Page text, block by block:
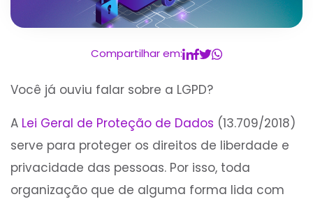
Compartilhar em:
Você já ouviu falar sobre a LGPD?
A Lei Geral de Proteção de Dados (13.709/2018)
serve para proteger os direitos de liberdade e
privacidade das pessoas. Por isso, toda
organização que de alguma forma lida com